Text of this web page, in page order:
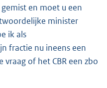
en moet u een
minister
ik als
fractie nu ineens een
of het CBR een zbo